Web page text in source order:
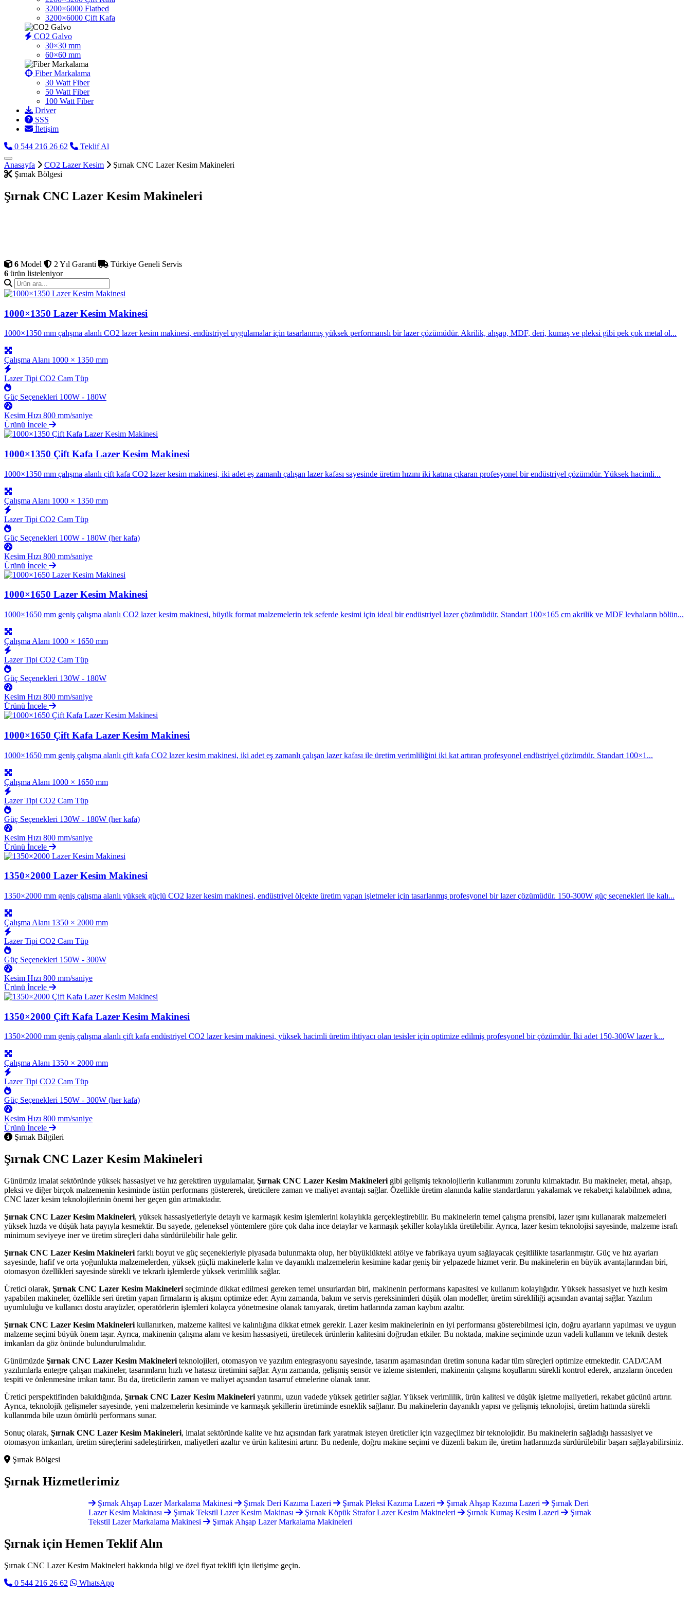
3200×6000 Flatbed
3200×6000 Çift Kafa
CO2 Galvo
30×30 mm
60×60 mm
Fiber Markalama
30 Watt Fiber
50 Watt Fiber
100 Watt Fiber
Driver
SSS
İletişim
0 544 216 26 62
Teklif Al
Anasayfa CO2 Lazer Kesim
Şırnak CNC Lazer Kesim Makineleri
Şırnak Bölgesi
Şırnak CNC Lazer Kesim Makineleri
6 Model 2 Yıl Garanti
Türkiye Geneli Servis
6 ürün listeleniyor
1000×1350 Lazer Kesim Makinesi
1000×1350 mm çalışma alanlı CO2 lazer kesim makinesi, endüstriyel uygulamalar için tasarlanmış yüksek performanslı bir lazer çözümüdür. Akrilik, ahşap, MDF, deri, kumaş ve pleksi gibi pek çok metal ol...
Çalışma Alanı 1000 × 1350 mm
Lazer Tipi CO2 Cam Tüp
Güç Seçenekleri 100W - 180W
Kesim Hızı 800 mm/saniye
Ürünü İncele
1000×1350 Çift Kafa Lazer Kesim Makinesi
1000×1350 mm çalışma alanlı çift kafa CO2 lazer kesim makinesi, iki adet eş zamanlı çalışan lazer kafası sayesinde üretim hızını iki katına çıkaran profesyonel bir endüstriyel çözümdür. Yüksek hacimli...
Çalışma Alanı 1000 × 1350 mm
Lazer Tipi CO2 Cam Tüp
Güç Seçenekleri 100W - 180W (her kafa)
Kesim Hızı 800 mm/saniye
Ürünü İncele
1000×1650 Lazer Kesim Makinesi
1000×1650 mm geniş çalışma alanlı CO2 lazer kesim makinesi, büyük format malzemelerin tek seferde kesimi için ideal bir endüstriyel lazer çözümüdür. Standart 100×165 cm akrilik ve MDF levhaların bölün...
Çalışma Alanı 1000 × 1650 mm
Lazer Tipi CO2 Cam Tüp
Güç Seçenekleri 130W - 180W
Kesim Hızı 800 mm/saniye
Ürünü İncele
1000×1650 Çift Kafa Lazer Kesim Makinesi
1000×1650 mm geniş çalışma alanlı çift kafa CO2 lazer kesim makinesi, iki adet eş zamanlı çalışan lazer kafası ile üretim verimliliğini iki kat artıran profesyonel endüstriyel çözümdür. Standart 100×1...
Çalışma Alanı 1000 × 1650 mm
Lazer Tipi CO2 Cam Tüp
Güç Seçenekleri 130W - 180W (her kafa)
Kesim Hızı 800 mm/saniye
Ürünü İncele
1350×2000 Lazer Kesim Makinesi
1350×2000 mm geniş çalışma alanlı yüksek güçlü CO2 lazer kesim makinesi, endüstriyel ölçekte üretim yapan işletmeler için tasarlanmış profesyonel bir lazer çözümüdür. 150-300W güç seçenekleri ile kalı...
Çalışma Alanı 1350 × 2000 mm
Lazer Tipi CO2 Cam Tüp
Güç Seçenekleri 150W - 300W
Kesim Hızı 800 mm/saniye
Ürünü İncele
1350×2000 Çift Kafa Lazer Kesim Makinesi
1350×2000 mm geniş çalışma alanlı çift kafa endüstriyel CO2 lazer kesim makinesi, yüksek hacimli üretim ihtiyacı olan tesisler için optimize edilmiş profesyonel bir çözümdür. İki adet 150-300W lazer k...
Çalışma Alanı 1350 × 2000 mm
Lazer Tipi CO2 Cam Tüp
Güç Seçenekleri 150W - 300W (her kafa)
Kesim Hızı 800 mm/saniye
Ürünü İncele
Şırnak Bilgileri
Şırnak CNC Lazer Kesim Makineleri
Günümüz imalat sektöründe yüksek hassasiyet ve hız gerektiren uygulamalar, Şırnak CNC Lazer Kesim Makineleri gibi gelişmiş teknolojilerin kullanımını zorunlu kılmaktadır. Bu makineler, metal, ahşap,
pleksi ve diğer birçok malzemenin kesiminde üstün performans göstererek, üreticilere zaman ve maliyet avantajı sağlar. Özellikle üretim alanında kalite standartlarını yakalamak ve rekabetçi kalabilmek adına,
CNC lazer kesim teknolojilerinin önemi her geçen gün artmaktadır.
Şırnak CNC Lazer Kesim Makineleri, yüksek hassasiyetleriyle detaylı ve karmaşık kesim işlemlerini kolaylıkla gerçekleştirebilir. Bu makinelerin temel çalışma prensibi, lazer ışını kullanarak malzemeleri
yüksek hızda ve düşük hata payıyla kesmektir. Bu sayede, geleneksel yöntemlere göre çok daha ince detaylar ve karmaşık şekiller kolaylıkla üretilebilir. Ayrıca, lazer kesim teknolojisi sayesinde, malzeme israfı
minimum seviyeye iner ve üretim süreçleri daha sürdürülebilir hale gelir.
Şırnak CNC Lazer Kesim Makineleri farklı boyut ve güç seçenekleriyle piyasada bulunmakta olup, her büyüklükteki atölye ve fabrikaya uyum sağlayacak çeşitlilikte tasarlanmıştır. Güç ve hız ayarları
sayesinde, hafif ve orta yoğunlukta malzemelerden, yüksek güçlü makinelerle kalın ve dayanıklı malzemelerin kesimine kadar geniş bir yelpazede hizmet verir. Bu makinelerin en büyük avantajlarından biri,
otomasyon özellikleri sayesinde sürekli ve tekrarlı işlemlerde yüksek verimlilik sağlar.
Üretici olarak, Şırnak CNC Lazer Kesim Makineleri seçiminde dikkat edilmesi gereken temel unsurlardan biri, makinenin performans kapasitesi ve kullanım kolaylığıdır. Yüksek hassasiyet ve hızlı kesim
yapabilen makineler, özellikle seri üretim yapan firmaların iş akışını optimize eder. Aynı zamanda, bakım ve servis gereksinimleri düşük olan modeller, üretim sürekliliği açısından avantaj sağlar. Yazılım
uyumluluğu ve kullanıcı dostu arayüzler, operatörlerin işlemleri kolayca yönetmesine olanak tanıyarak, üretim hatlarında zaman kaybını azaltır.
Şırnak CNC Lazer Kesim Makineleri kullanırken, malzeme kalitesi ve kalınlığına dikkat etmek gerekir. Lazer kesim makinelerinin en iyi performansı gösterebilmesi için, doğru ayarların yapılması ve uygun
malzeme seçimi büyük önem taşır. Ayrıca, makinenin çalışma alanı ve kesim hassasiyeti, üretilecek ürünlerin kalitesini doğrudan etkiler. Bu noktada, makine seçiminde uzun vadeli kullanım ve teknik destek
imkanları da göz önünde bulundurulmalıdır.
Günümüzde Şırnak CNC Lazer Kesim Makineleri teknolojileri, otomasyon ve yazılım entegrasyonu sayesinde, tasarım aşamasından üretim sonuna kadar tüm süreçleri optimize etmektedir. CAD/CAM
yazılımlarla entegre çalışan makineler, tasarımların hızlı ve hatasız üretimini sağlar. Aynı zamanda, gelişmiş sensör ve izleme sistemleri, makinenin çalışma koşullarını sürekli kontrol ederek, arızaların önceden
tespiti ve önlenmesine imkan tanır. Bu da, üreticilerin zaman ve maliyet açısından tasarruf etmelerine olanak tanır.
Üretici perspektifinden bakıldığında, Şırnak CNC Lazer Kesim Makineleri yatırımı, uzun vadede yüksek getiriler sağlar. Yüksek verimlilik, ürün kalitesi ve düşük işletme maliyetleri, rekabet gücünü artırır.
Ayrıca, teknolojik gelişmeler sayesinde, yeni malzemelerin kesiminde ve karmaşık şekillerin üretiminde esneklik sağlanır. Bu makinelerin dayanıklı yapısı ve gelişmiş teknolojisi, üretim hattında sürekli
kullanımda bile uzun ömürlü performans sunar.
Sonuç olarak, Şırnak CNC Lazer Kesim Makineleri, imalat sektöründe kalite ve hız açısından fark yaratmak isteyen üreticiler için vazgeçilmez bir teknolojidir. Bu makinelerin sağladığı hassasiyet ve
otomasyon imkanları, üretim süreçlerini sadeleştirirken, maliyetleri azaltır ve ürün kalitesini artırır. Bu nedenle, doğru makine seçimi ve düzenli bakım ile, üretim hatlarınızda sürdürülebilir başarı sağlayabilirsiniz.
Şırnak Bölgesi
Şırnak Hizmetlerimiz
Şırnak Ahşap Lazer Markalama Makinesi Şırnak Deri Kazıma Lazeri Şırnak Pleksi Kazıma Lazeri Şırnak Ahşap Kazıma Lazeri
Şırnak Deri
Lazer Kesim Makinası
Şırnak Tekstil Lazer Kesim Makinası Şırnak Köpük Strafor Lazer Kesim Makineleri Şırnak Kumaş Kesim Lazeri
Şırnak
Tekstil Lazer Markalama Makinesi
Şırnak Ahşap Lazer Markalama Makineleri
Şırnak için Hemen Teklif Alın
Şırnak CNC Lazer Kesim Makineleri hakkında bilgi ve özel fiyat teklifi için iletişime geçin.
0 544 216 26 62
WhatsApp